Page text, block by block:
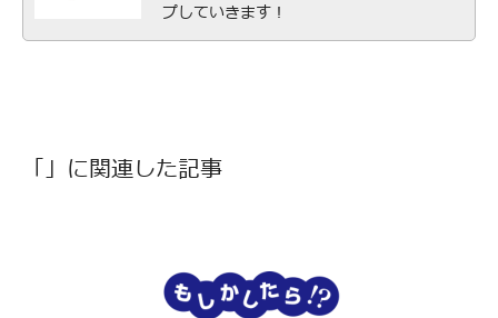
プしていきます！
「」に関連した記事